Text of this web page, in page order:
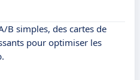
B simples, des cartes de
pour optimiser les